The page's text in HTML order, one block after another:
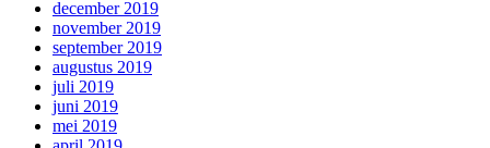
december 2019
november 2019
september 2019
augustus 2019
juli 2019
juni 2019
mei 2019